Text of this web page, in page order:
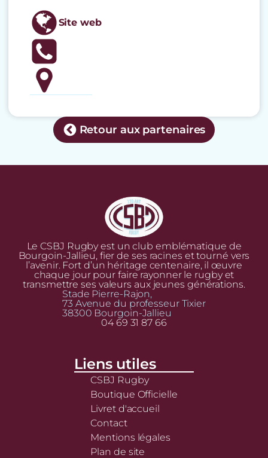
Site web
Retour aux partenaires
Le CSBJ Rugby est un club emblématique de
Bourgoin-Jallieu, fier de ses racines et tourné vers
l’avenir. Fort d’un héritage centenaire, il œuvre
chaque jour pour faire rayonner le rugby et
transmettre ses valeurs aux jeunes générations.
Stade Pierre-Rajon,
73 Avenue du professeur Tixier
38300 Bourgoin-Jallieu
04 69 31 87 66
Liens utiles
CSBJ Rugby
Boutique Officielle
Livret d'accueil
Contact
Mentions légales
Plan de site